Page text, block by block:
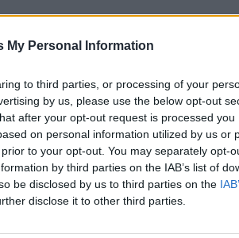
My Personal Information
to third parties, or processing of your
by us, please use the below opt-out
after your opt-out request is processed you
on personal information utilized by us or
to your opt-out. You may separately opt-
by third parties on the IAB’s list of
be disclosed by us to third parties on the
disclose it to other third parties.